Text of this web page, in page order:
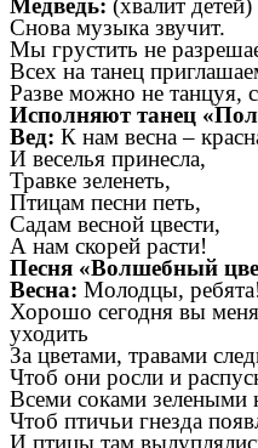
Медведь: (хвалит
Снова музыка звучит.
Мы грустить не
Всех на танец
Разве можно не танцуя,
Исполняют танец
Вед: К нам весна –
И веселья принесла,
Травке зеленеть,
Птицам песни петь,
Садам весной цвести,
А нам скорей расти!
Песня «Волшебный
Весна: Молодцы,
Хорошо сегодня вы
уходить
За цветами, травами
Чтоб они росли и
Всеми соками зелеными
Чтоб птичьи гнезда
И птицы там